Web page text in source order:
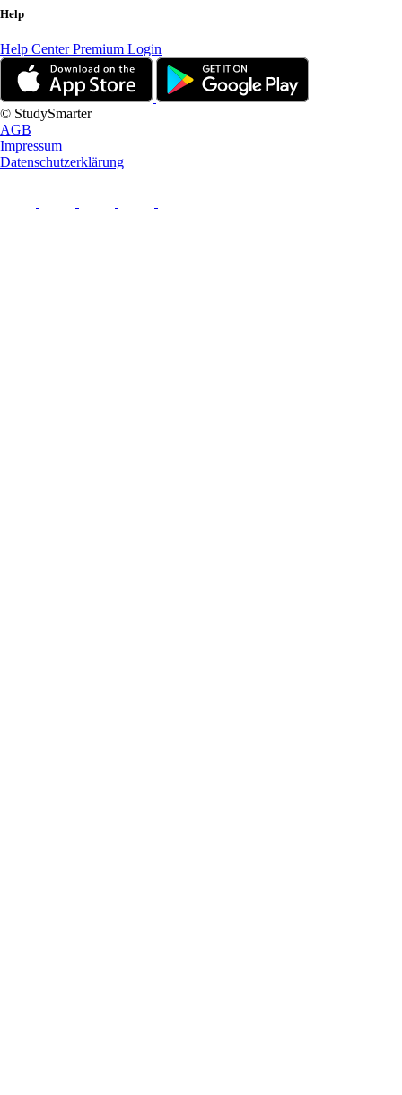
Help
Help CenterPremium Login
© StudySmarter
AGB
Impressum
Datenschutzerklärung